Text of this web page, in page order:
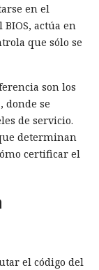
en el
actúa en
que sólo se
son los
donde se
de servicio.
determinan
certificar el
el código del